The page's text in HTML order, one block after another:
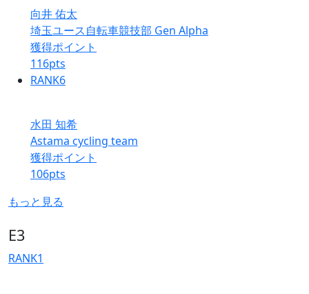
向井 佑太
埼玉ユース自転車競技部 Gen Alpha
獲得ポイント
116pts
RANK6
水田 知希
Astama cycling team
獲得ポイント
106pts
もっと見る
E3
RANK1